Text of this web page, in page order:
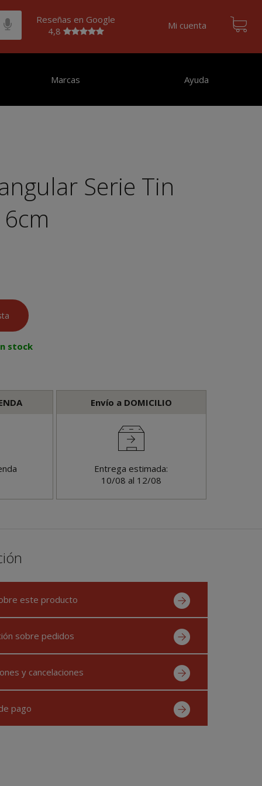
Reseñas en Google
4,8
Mi cuenta
Marcas Ayuda
Serie Tin
stock
Envío a DOMICILIO
Entrega estimada:
10/08 al 12/08
este producto
sobre pedidos
y cancelaciones
pago